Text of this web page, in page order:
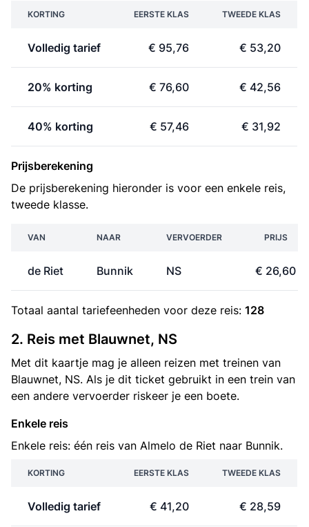
KORTING EERSTE KLAS TWEEDE KLAS
Volledig tarief € 95,76 € 53,20
20% korting € 76,60 € 42,56
40% korting € 57,46 € 31,92
Prijsberekening
De prijsberekening hieronder is voor een enkele reis,
tweede klasse.
VAN NAAR VERVOERDER PRIJS
de Riet Bunnik NS € 26,60
Totaal aantal tariefeenheden voor deze reis: 128
2. Reis met Blauwnet, NS
Met dit kaartje mag je alleen reizen met treinen van
Blauwnet, NS. Als je dit ticket gebruikt in een trein van
een andere vervoerder riskeer je een boete.
Enkele reis
Enkele reis: één reis van Almelo de Riet naar Bunnik.
KORTING EERSTE KLAS TWEEDE KLAS
Volledig tarief € 41,20 € 28,59